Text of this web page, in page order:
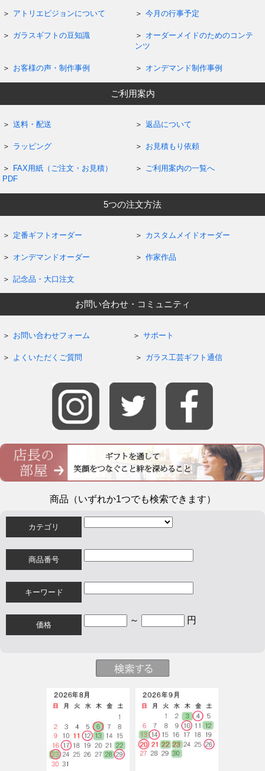
アトリエピジョンについて 今月の行事予定
ガラスギフトの豆知識
オーダーメイドのためのコンテ
ンツ
お客様の声・制作事例 オンデマンド制作事例
ご利用案内
送料・配送 返品について
ラッピング お見積もり依頼
FAX用紙（ご注文・お見積）
PDF
ご利用案内の一覧へ
5つの注文方法
定番ギフトオーダー カスタムメイドオーダー
オンデマンドオーダー 作家作品
記念品・大口注文
お問い合わせ・コミュニティ
お問い合わせフォーム サポート
よくいただくご質問 ガラス工芸ギフト通信
商品（いずれか1つでも検索できます）
カテゴリ
商品番号
キーワード
価格 ～ 円